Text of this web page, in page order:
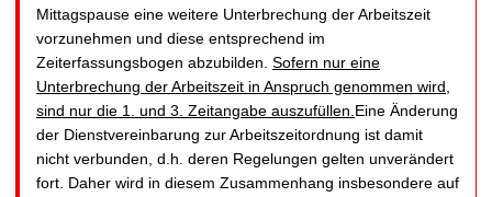
Mittagspause eine weitere Unterbrechung der Arbeitszeit
vorzunehmen und diese entsprechend im
Zeiterfassungsbogen abzubilden. Sofern nur eine
Unterbrechung der Arbeitszeit in Anspruch genommen wird,
sind nur die 1. und 3. Zeitangabe auszufüllen. Eine Änderung
der Dienstvereinbarung zur Arbeitszeitordnung ist damit
nicht verbunden, d.h. deren Regelungen gelten unverändert
fort. Daher wird in diesem Zusammenhang insbesondere auf